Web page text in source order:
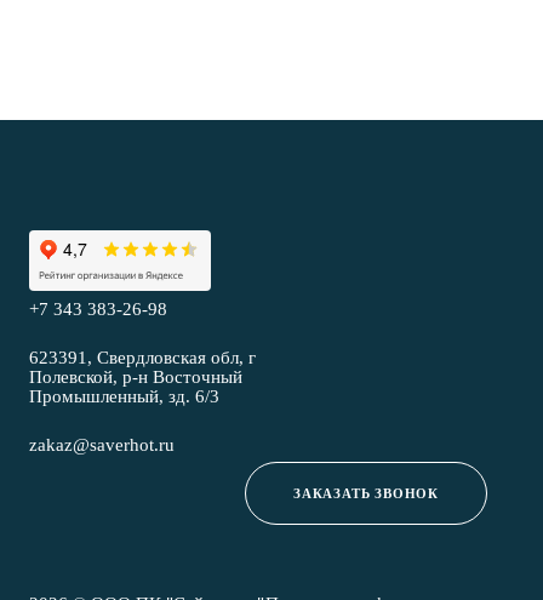
+7 343 383-26-98
623391, Свердловская обл, г
Полевской, р-н Восточный
Промышленный, зд. 6/3
zakaz@saverhot.ru
ЗАКАЗАТЬ ЗВОНОК